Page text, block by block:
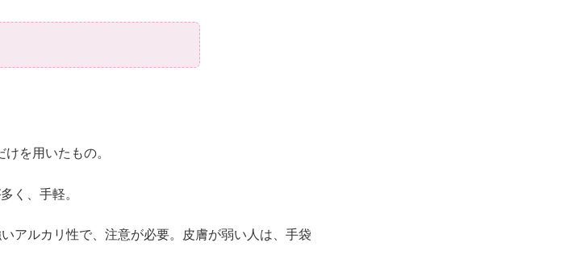
を用いたもの。
く、手軽。
アルカリ性で、注意が必要。皮膚が弱い人は、手袋